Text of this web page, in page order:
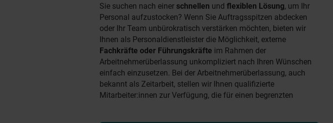
Sie suchen nach einer schnellen und flexiblen Lösung, um Ihr
Personal aufzustocken? Wenn Sie Auftragsspitzen abdecken
oder Ihr Team unbürokratisch verstärken möchten, bieten wir
Ihnen als Personaldienstleister die Möglichkeit, externe
Fachkräfte oder Führungskräfte im Rahmen der
Arbeitnehmerüberlassung unkompliziert nach Ihren Wünschen
einfach einzusetzen. Bei der Arbeitnehmerüberlassung, auch
bekannt als Zeitarbeit, stellen wir Ihnen qualifizierte
Mitarbeiter:innen zur Verfügung, die für einen begrenzten